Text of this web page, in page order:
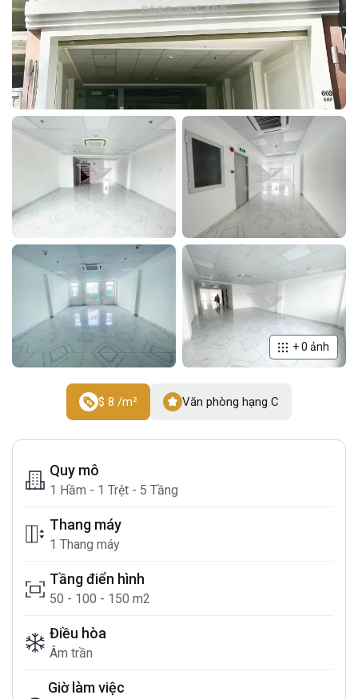
+0 ảnh
$ 8 /m² Văn phòng hạng C
Quy mô
1 Hầm - 1 Trệt - 5 Tầng
Thang máy
1 Thang máy
Tầng điển hình
50 - 100 - 150 m2
Điều hòa
Âm trần
Giờ làm việc